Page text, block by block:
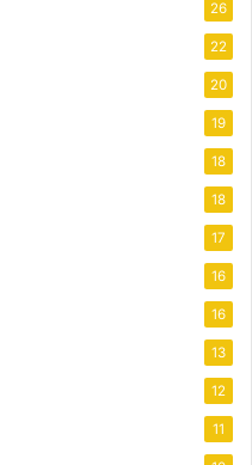
26
22
20
19
18
18
17
16
16
13
12
11